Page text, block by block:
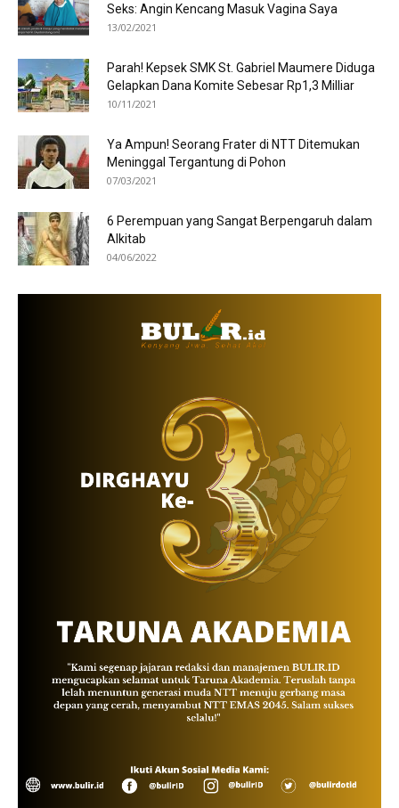
Seks: Angin Kencang Masuk Vagina Saya
13/02/2021
Parah! Kepsek SMK St. Gabriel Maumere Diduga
Gelapkan Dana Komite Sebesar Rp1,3 Milliar
10/11/2021
Ya Ampun! Seorang Frater di NTT Ditemukan
Meninggal Tergantung di Pohon
07/03/2021
6 Perempuan yang Sangat Berpengaruh dalam
Alkitab
04/06/2022